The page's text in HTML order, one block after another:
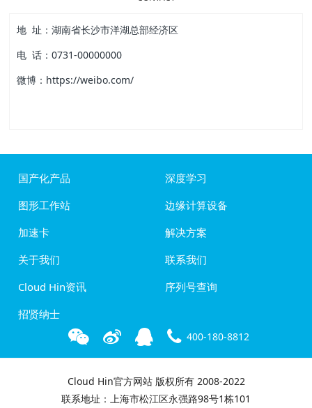
地 址：湖南省长沙市洋湖总部经济区
电 话：0731-00000000
微博：https://weibo.com/
国产化产品
深度学习
图形工作站
边缘计算设备
加速卡
解决方案
关于我们
联系我们
Cloud Hin资讯
序列号查询
招贤纳士
400-180-8812
Cloud Hin官方网站 版权所有 2008-2022
联系地址：上海市松江区永强路98号1栋101